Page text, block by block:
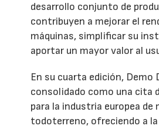
desarrollo conjunto de
contribuyen a mejorar el
máquinas, simplificar su
aportar un mayor valor al
En su cuarta edición, Demo
consolidado como una cita
para la industria europea de
todoterreno, ofreciendo a la